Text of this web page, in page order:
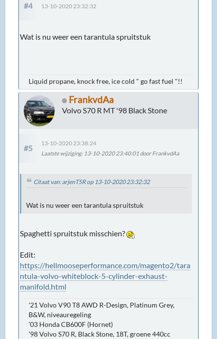
#4 13-10-2020 23:32:32
Wat is nu weer een tarantula spruitstuk
Liquid propane, knock free, ice cold " go fast fuel "!!
FrankvdAa
Volvo S70 R MT '98 Black Stone
#5
13-10-2020 23:38:24
Laatste wijziging: 13-10-2020 23:40:01 door FrankvdAa
Citaat van: arjenT5R op 13-10-2020 23:32:32
Wat is nu weer een tarantula spruitstuk
Spaghetti spruitstuk misschien?
Edit:
https://hellmooseperformance.com/magento2/tara
ntula-volvo-whiteblock-5-cylinder-exhaust-
manifold.html
'21 Volvo V90 T8 AWD R-Design, Platinum Grey,
B&W, niveauregeling
'03 Honda CB600F (Hornet)
'98 Volvo S70 R, Black Stone, 18T, groene 440cc